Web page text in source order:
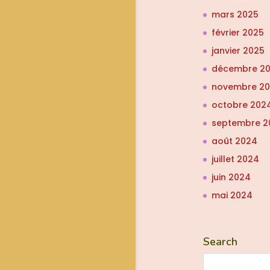
mars 2025
février 2025
janvier 2025
décembre
novembre
octobre
septembre
août 2024
juillet 2024
juin 2024
mai 2024
Search